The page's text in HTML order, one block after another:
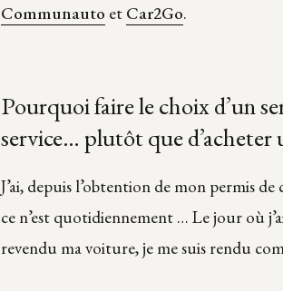
Communauto et Car2Go.
Pourquoi faire le choix d’un
service… plutôt que d’acheter
J’ai, depuis l’obtention de mon permis
ce n’est quotidiennement … Le jour où
revendu ma voiture, je me suis rendu